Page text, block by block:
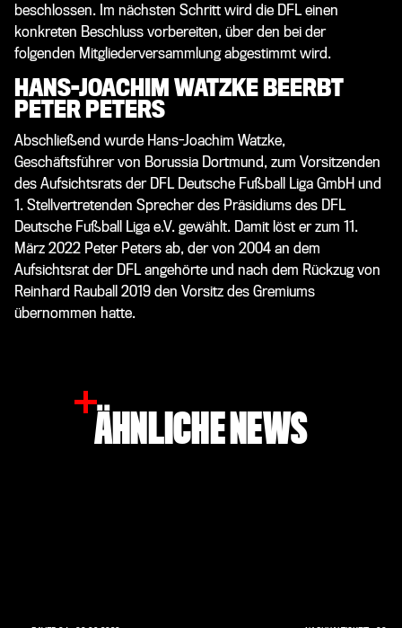
beschlossen. Im nächsten Schritt wird die DFL einen
konkreten Beschluss vorbereiten, über den bei der
folgenden Mitgliederversammlung abgestimmt wird.
HANS-JOACHIM WATZKE BEERBT
PETER PETERS
Abschließend wurde Hans-Joachim Watzke,
Geschäftsführer von Borussia Dortmund, zum Vorsitzenden
des Aufsichtsrats der DFL Deutsche Fußball Liga GmbH und
1. Stellvertretenden Sprecher des Präsidiums des DFL
Deutsche Fußball Liga e.V. gewählt. Damit löst er zum 11.
März 2022 Peter Peters ab, der von 2004 an dem
Aufsichtsrat der DFL angehörte und nach dem Rückzug von
Reinhard Rauball 2019 den Vorsitz des Gremiums
übernommen hatte.
ÄHNLICHE NEWS